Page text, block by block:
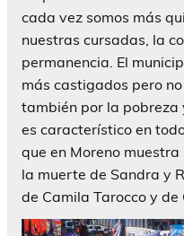
cada vez somos más
nuestras cursadas, la
permanencia. El
más castigados pero
también por la
es característico en
que en Moreno
la muerte de Sandra y
de Camila Tarocco y de